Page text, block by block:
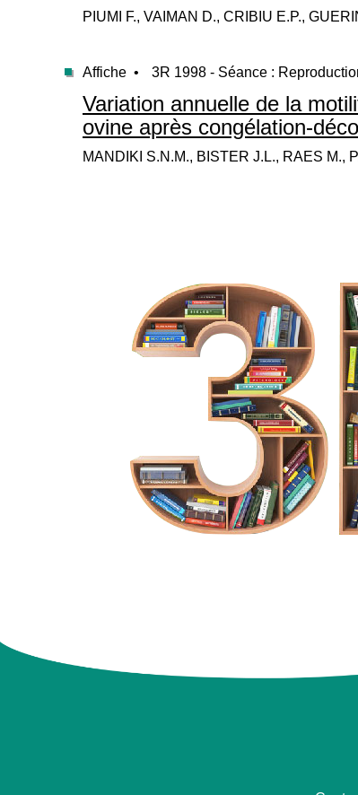
PIUMI F., VAIMAN D., CRIBIU E.P.,
Affiche • 3R 1998 - Séance :
Variation annuelle de la
ovine après congélation-
MANDIKI S.N.M., BISTER J.L., RAES M.,